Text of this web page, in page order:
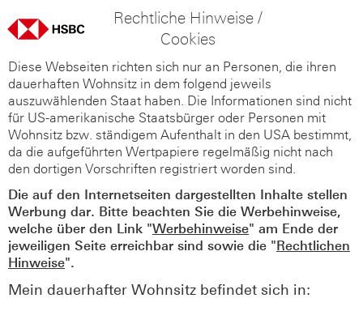
Rechtliche Hinweise /
Cookies
Diese Webseiten richten sich nur an Personen, die ihren
dauerhaften Wohnsitz in dem folgend jeweils
auszuwählenden Staat haben. Die Informationen sind nicht
für US-amerikanische Staatsbürger oder Personen mit
Wohnsitz bzw. ständigem Aufenthalt in den USA bestimmt,
da die aufgeführten Wertpapiere regelmäßig nicht nach
den dortigen Vorschriften registriert worden sind.
Die auf den Internetseiten dargestellten Inhalte stellen
Werbung dar. Bitte beachten Sie die Werbehinweise,
welche über den Link "Werbehinweise" am Ende der
jeweiligen Seite erreichbar sind sowie die "Rechtlichen
Hinweise".
Mein dauerhafter Wohnsitz befindet sich in: